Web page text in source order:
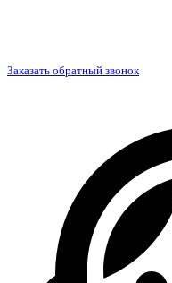
Заказать обратный звонок